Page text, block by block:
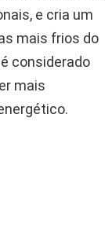
e cria um
mais frios do
considerado
mais